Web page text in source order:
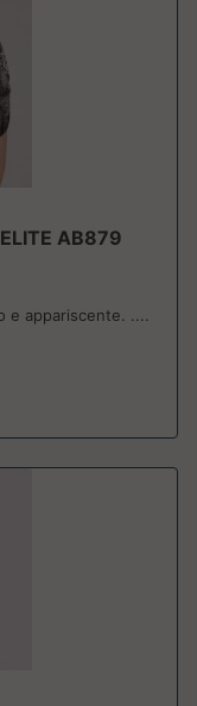
AB879
e appariscente. ....